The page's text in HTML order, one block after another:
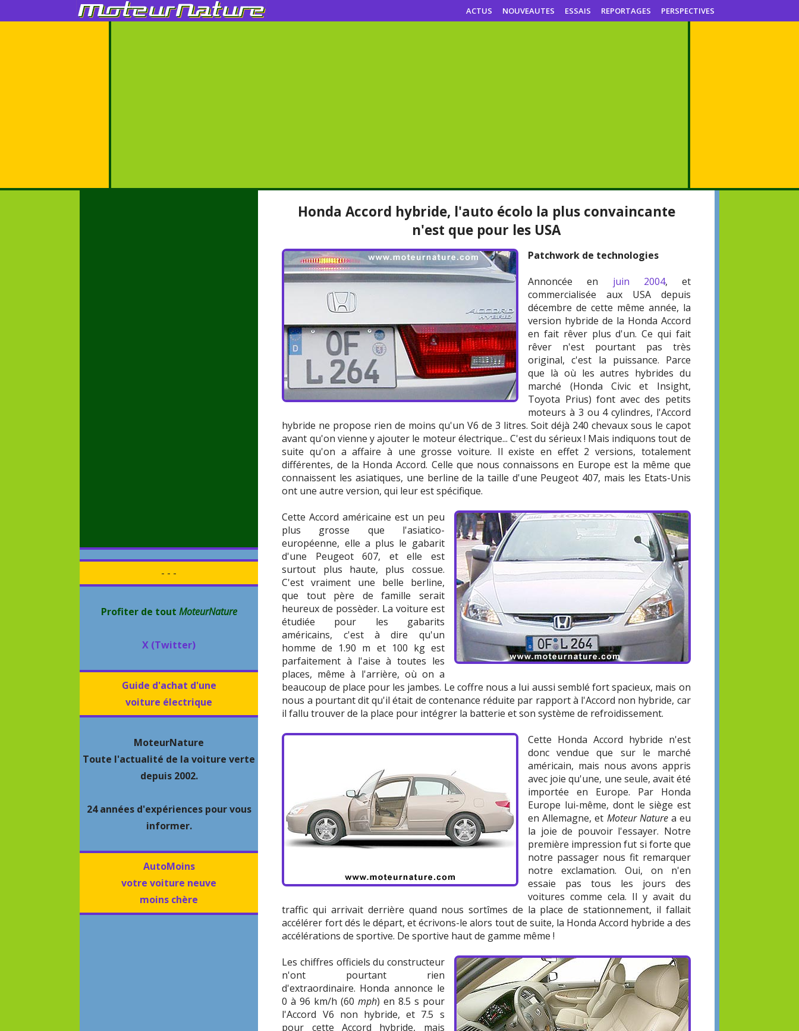
ACTUS NOUVEAUTES ESSAIS REPORTAGES PERSPECTIVES
- - -
Profiter de tout MoteurNature
X (Twitter)
Guide d'achat d'une
voiture électrique
MoteurNature
Toute l'actualité de la voiture verte
depuis 2002.
24 années d'expériences pour vous
informer.
AutoMoins
votre voiture neuve
moins chère
Honda Accord hybride, l'auto écolo la plus convaincante
n'est que pour les USA
Patchwork de technologies
Annoncée en juin 2004, et
commercialisée aux USA depuis
décembre de cette même année, la
version hybride de la Honda Accord
en fait rêver plus d'un. Ce qui fait
rêver n'est pourtant pas très
original, c'est la puissance. Parce
que là où les autres hybrides du
marché (Honda Civic et Insight,
Toyota Prius) font avec des petits
moteurs à 3 ou 4 cylindres, l'Accord
hybride ne propose rien de moins qu'un V6 de 3 litres. Soit déjà 240 chevaux sous le capot
avant qu'on vienne y ajouter le moteur électrique... C'est du sérieux ! Mais indiquons tout de
suite qu'on a affaire à une grosse voiture. Il existe en effet 2 versions, totalement
différentes, de la Honda Accord. Celle que nous connaissons en Europe est la même que
connaissent les asiatiques, une berline de la taille d'une Peugeot 407, mais les Etats-Unis
ont une autre version, qui leur est spécifique.
Cette Accord américaine est un peu
plus grosse que l'asiatico-
européenne, elle a plus le gabarit
d'une Peugeot 607, et elle est
surtout plus haute, plus cossue.
C'est vraiment une belle berline,
que tout père de famille serait
heureux de possèder. La voiture est
étudiée pour les gabarits
américains, c'est à dire qu'un
homme de 1.90 m et 100 kg est
parfaitement à l'aise à toutes les
places, même à l'arrière, où on a
beaucoup de place pour les jambes. Le coffre nous a lui aussi semblé fort spacieux, mais on
nous a pourtant dit qu'il était de contenance réduite par rapport à l'Accord non hybride, car
il fallu trouver de la place pour intégrer la batterie et son système de refroidissement.
Cette Honda Accord hybride n'est
donc vendue que sur le marché
américain, mais nous avons appris
avec joie qu'une, une seule, avait été
importée en Europe. Par Honda
Europe lui-même, dont le siège est
en Allemagne, et Moteur Naturea eu
la joie de pouvoir l'essayer. Notre
première impression fut si forte que
notre passager nous fit remarquer
notre exclamation. Oui, on n'en
essaie pas tous les jours des
voitures comme cela. Il y avait du
traffic qui arrivait derrière quand nous sortîmes de la place de stationnement, il fallait
accélérer fort dés le départ, et écrivons-le alors tout de suite, la Honda Accord hybride a des
accélérations de sportive. De sportive haut de gamme même !
Les chiffres officiels du constructeur
n'ont pourtant rien
d'extraordinaire. Honda annonce le
0 à 96 km/h (60 mph) en 8.5 s pour
l'Accord V6 non hybride, et 7.5 s
pour cette Accord hybride, mais